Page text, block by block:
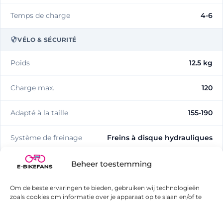
Beheer toestemming
Om de beste ervaringen te bieden, gebruiken wij technologieën
zoals cookies om informatie over je apparaat op te slaan en/of te
Temps de charge 4-6
VÉLO & SÉCURITÉ
Poids 12.5 kg
Charge max. 120
Adapté à la taille 155-190
Système de freinage Freins à disque hydrauliques
Éclairage
CONNECTIVITÉ & SÉCURITÉ